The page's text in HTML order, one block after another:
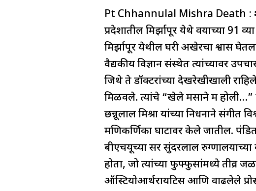
c
e
b
o
o
k
at
s
A
p
p
k
e
dI
n
re
a
d
s
e
g
ra
m
ar
e
Pt Chhannulal Mishra Death :
प्रदेशातील मिर्झापूर येथे वयाच्या 91
मिर्झापूर येथील घरी अखेरचा श्वास
वैद्यकीय विज्ञान संस्थेत त्यांच्यावर
जिथे ते डॉक्टरांच्या देखरेखीखाली राहिले.
मिळवले. त्यांचे “खेले मसाने में होली…”
छन्नूलाल मिश्रा यांच्या निधनाने
मणिकर्णिका घाटावर केले जातील.
बीएचयूच्या सर सुंदरलाल रुग्णालयाच्या
होता, जो त्यांच्या फुफ्फुसांमध्ये तीव्र
ऑस्टियोआर्थरायटिस आणि वाढलेले
मिश्रा
यांचे
निधन;
91
व्या
वर्षी
घेतला
अखेरचा
श्वास